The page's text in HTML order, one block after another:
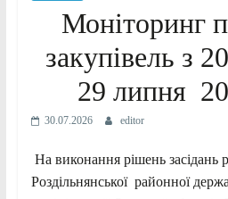
Моніторинг
закупівель з
29 липня
30.07.2026 editor
На виконання рішень засідань
Роздільнянської районної